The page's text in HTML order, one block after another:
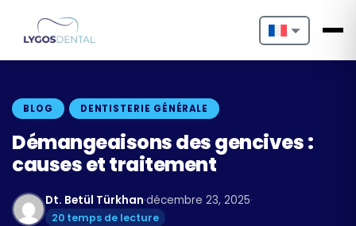
Nederlands
Français
BLOG DENTISTERIE GÉNÉRALE
Démangeaisons des gencives :
causes et traitement
Dt. Betül Türkhan·décembre 23, 2025·
20 temps de lecture